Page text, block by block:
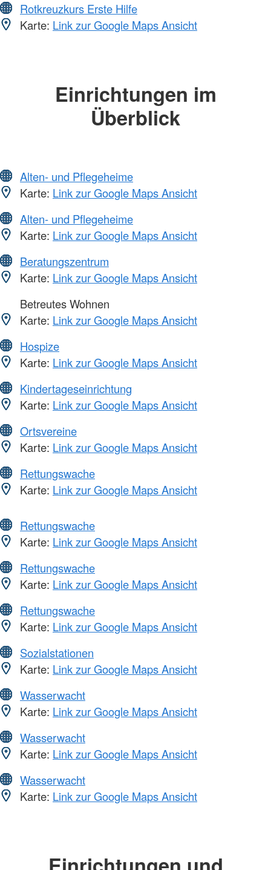
Rotkreuzkurs Erste Hilfe
Karte: Link zur Google Maps Ansicht
Einrichtungen im
Überblick
Alten- und Pflegeheime
Karte: Link zur Google Maps Ansicht
Alten- und Pflegeheime
Karte: Link zur Google Maps Ansicht
Beratungszentrum
Karte: Link zur Google Maps Ansicht
Betreutes Wohnen
Karte: Link zur Google Maps Ansicht
Hospize
Karte: Link zur Google Maps Ansicht
Kindertageseinrichtung
Karte: Link zur Google Maps Ansicht
Ortsvereine
Karte: Link zur Google Maps Ansicht
Rettungswache
Karte: Link zur Google Maps Ansicht
Rettungswache
Karte: Link zur Google Maps Ansicht
Rettungswache
Karte: Link zur Google Maps Ansicht
Rettungswache
Karte: Link zur Google Maps Ansicht
Sozialstationen
Karte: Link zur Google Maps Ansicht
Wasserwacht
Karte: Link zur Google Maps Ansicht
Wasserwacht
Karte: Link zur Google Maps Ansicht
Wasserwacht
Karte: Link zur Google Maps Ansicht